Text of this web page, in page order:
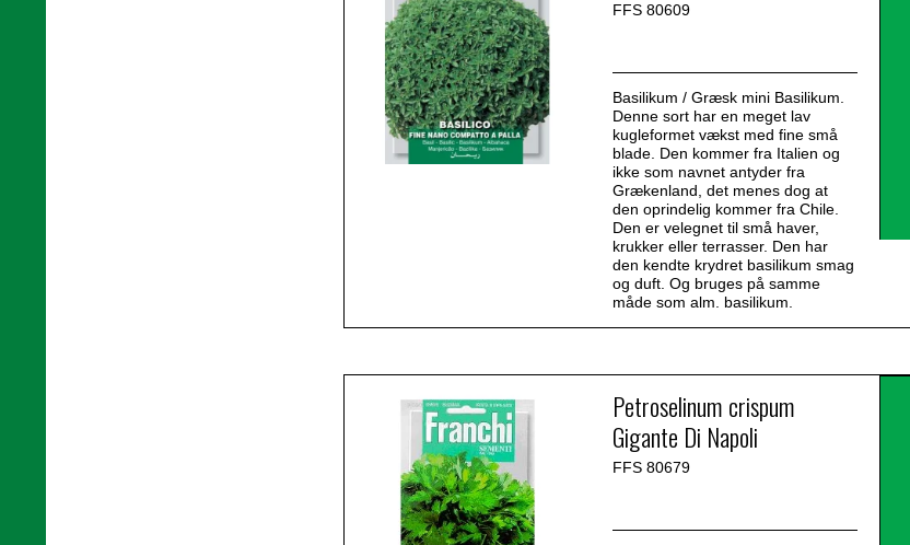
FFS 80609
Basilikum / Græsk mini Basilikum.
Denne sort har en meget lav
kugleformet vækst med fine små
blade. Den kommer fra Italien og
ikke som navnet antyder fra
Grækenland, det menes dog at
den oprindelig kommer fra Chile.
Den er velegnet til små haver,
krukker eller terrasser. Den har
den kendte krydret basilikum smag
og duft. Og bruges på samme
måde som alm. basilikum.
Petroselinum crispum
Gigante Di Napoli
FFS 80679